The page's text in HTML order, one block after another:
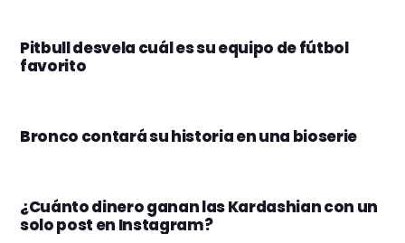
Pitbull desvela cuál es su equipo de fútbol
favorito
Bronco contará su historia en una bioserie
¿Cuánto dinero ganan las Kardashian con un
solo post en Instagram?